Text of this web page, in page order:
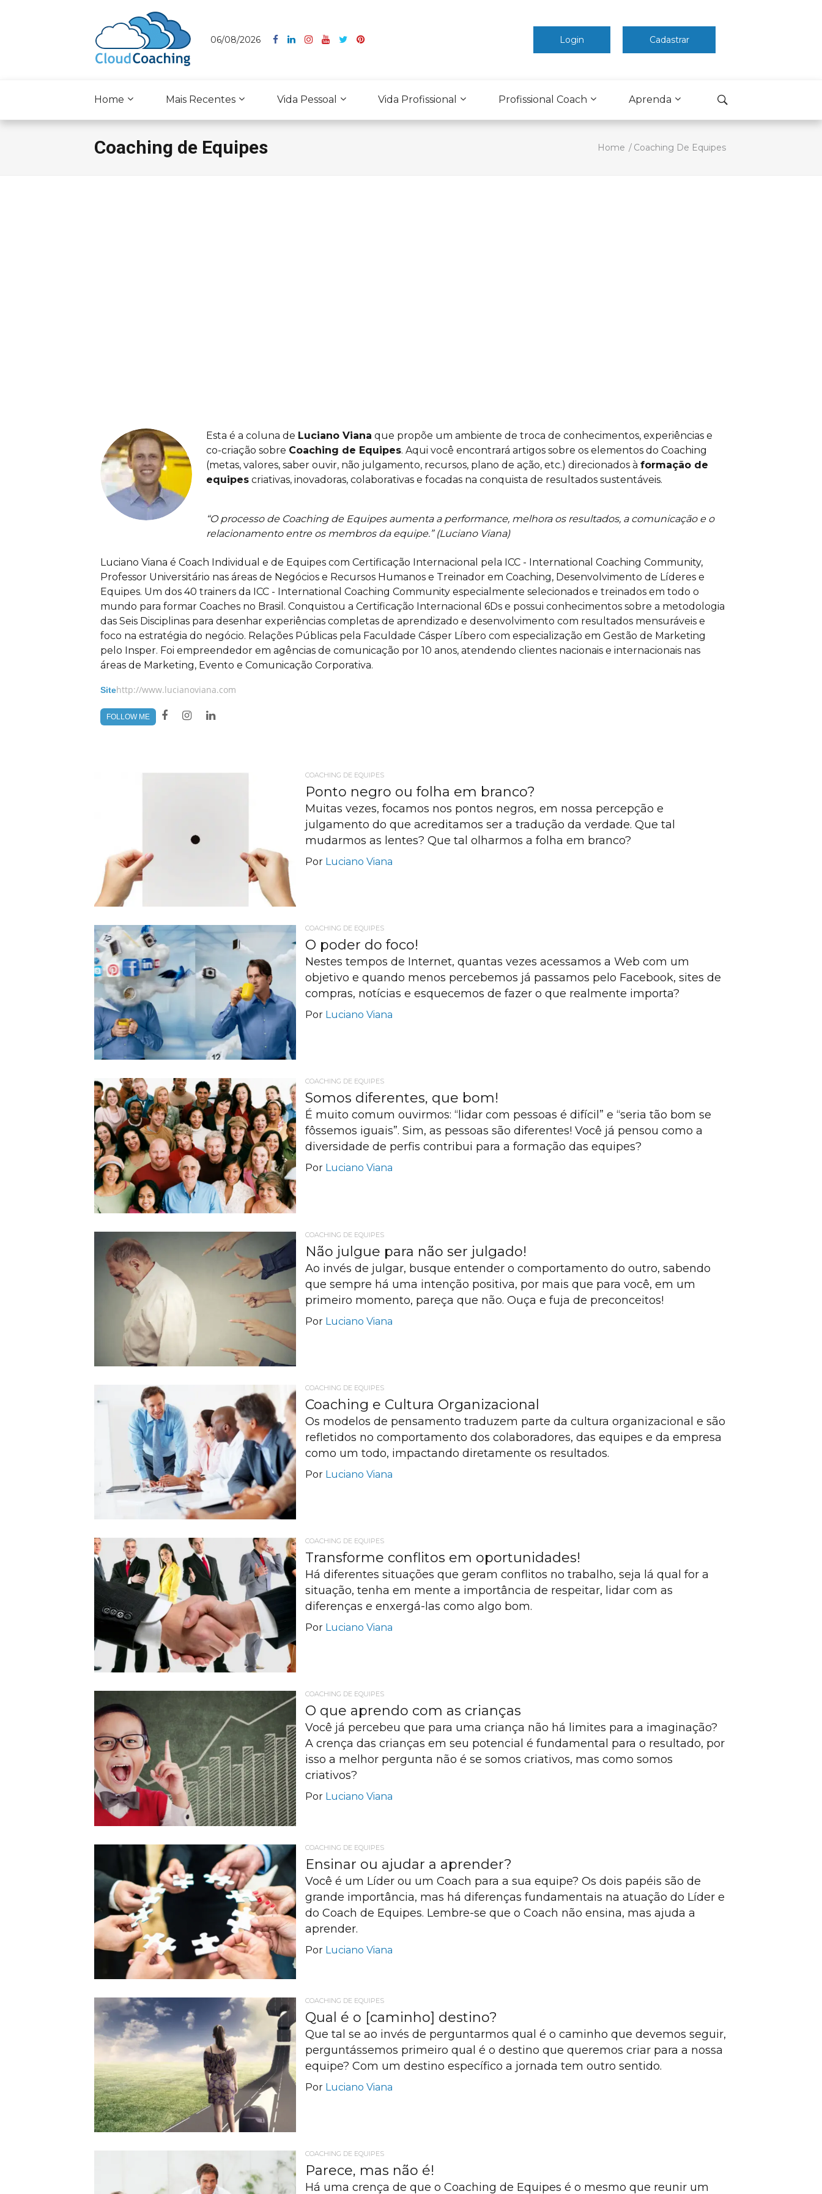
06/08/2026 Login Cadastrar
Home Mais Recentes Vida Pessoal Vida Profissional Profissional Coach Aprenda
Coaching de Equipes Home Coaching De Equipes
Esta é a coluna de Luciano Viana que propõe um ambiente de troca de conhecimentos, experiências e
co-criação sobre Coaching de Equipes. Aqui você encontrará artigos sobre os elementos do Coaching
(metas, valores, saber ouvir, não julgamento, recursos, plano de ação, etc.) direcionados à formação de
equipescriativas, inovadoras, colaborativas e focadas na conquista de resultados sustentáveis.
“O processo de Coaching de Equipes aumenta a performance, melhora os resultados, a comunicação e o
relacionamento entre os membros da equipe.” (Luciano Viana)
Luciano Viana é Coach Individual e de Equipes com Certificação Internacional pela ICC - International Coaching Community,
Professor Universitário nas áreas de Negócios e Recursos Humanos e Treinador em Coaching, Desenvolvimento de Líderes e
Equipes. Um dos 40 trainers da ICC - International Coaching Community especialmente selecionados e treinados em todo o
mundo para formar Coaches no Brasil. Conquistou a Certificação Internacional 6Ds e possui conhecimentos sobre a metodologia
das Seis Disciplinas para desenhar experiências completas de aprendizado e desenvolvimento com resultados mensuráveis e
foco na estratégia do negócio. Relações Públicas pela Faculdade Cásper Líbero com especialização em Gestão de Marketing
pelo Insper. Foi empreendedor em agências de comunicação por 10 anos, atendendo clientes nacionais e internacionais nas
áreas de Marketing, Evento e Comunicação Corporativa.
Sitehttp://www.lucianoviana.com
FOLLOW ME
COACHING DE EQUIPES
Ponto negro ou folha em branco?
Muitas vezes, focamos nos pontos negros, em nossa percepção e
julgamento do que acreditamos ser a tradução da verdade. Que tal
mudarmos as lentes? Que tal olharmos a folha em branco?
Por Luciano Viana
COACHING DE EQUIPES
O poder do foco!
Nestes tempos de Internet, quantas vezes acessamos a Web com um
objetivo e quando menos percebemos já passamos pelo Facebook, sites de
compras, notícias e esquecemos de fazer o que realmente importa?
Por Luciano Viana
COACHING DE EQUIPES
Somos diferentes, que bom!
É muito comum ouvirmos: “lidar com pessoas é difícil” e “seria tão bom se
fôssemos iguais”. Sim, as pessoas são diferentes! Você já pensou como a
diversidade de perfis contribui para a formação das equipes?
Por Luciano Viana
COACHING DE EQUIPES
Não julgue para não ser julgado!
Ao invés de julgar, busque entender o comportamento do outro, sabendo
que sempre há uma intenção positiva, por mais que para você, em um
primeiro momento, pareça que não. Ouça e fuja de preconceitos!
Por Luciano Viana
COACHING DE EQUIPES
Coaching e Cultura Organizacional
Os modelos de pensamento traduzem parte da cultura organizacional e são
refletidos no comportamento dos colaboradores, das equipes e da empresa
como um todo, impactando diretamente os resultados.
Por Luciano Viana
COACHING DE EQUIPES
Transforme conflitos em oportunidades!
Há diferentes situações que geram conflitos no trabalho, seja lá qual for a
situação, tenha em mente a importância de respeitar, lidar com as
diferenças e enxergá-las como algo bom.
Por Luciano Viana
COACHING DE EQUIPES
O que aprendo com as crianças
Você já percebeu que para uma criança não há limites para a imaginação?
A crença das crianças em seu potencial é fundamental para o resultado, por
isso a melhor pergunta não é se somos criativos, mas como somos
criativos?
Por Luciano Viana
COACHING DE EQUIPES
Ensinar ou ajudar a aprender?
Você é um Líder ou um Coach para a sua equipe? Os dois papéis são de
grande importância, mas há diferenças fundamentais na atuação do Líder e
do Coach de Equipes. Lembre-se que o Coach não ensina, mas ajuda a
aprender.
Por Luciano Viana
COACHING DE EQUIPES
Qual é o [caminho] destino?
Que tal se ao invés de perguntarmos qual é o caminho que devemos seguir,
perguntássemos primeiro qual é o destino que queremos criar para a nossa
equipe? Com um destino específico a jornada tem outro sentido.
Por Luciano Viana
COACHING DE EQUIPES
Parece, mas não é!
Há uma crença de que o Coaching de Equipes é o mesmo que reunir um